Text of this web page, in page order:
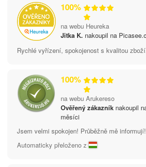
100%
na webu Heureka
Jitka K. nakoupil na
Rychlé vyřízení, spokojenost s kvalitou
100%
na webu Arukereso
Ověřený zákazník nakoupil
měsíci
Jsem velmi spokojen! Průběžně mě informují!
Automaticky přeloženo z